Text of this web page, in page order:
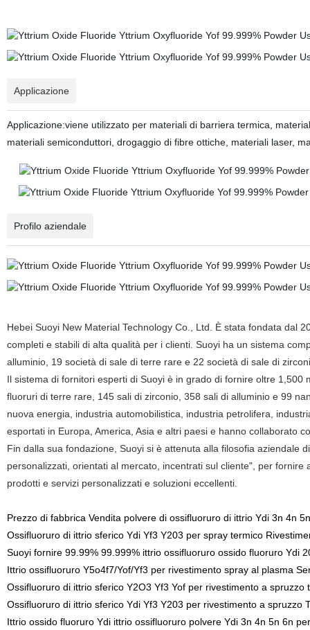
Applicazione
Applicazione:viene utilizzato per materiali di barriera termica,
materiali semiconduttori, drogaggio di fibre ottiche, materiali laser,
Profilo aziendale
Hebei Suoyi New Material Technology Co., Ltd. È stata fondata dal
completi e stabili di alta qualità per i clienti. Suoyi ha un sistema
alluminio, 19 società di sale di terre rare e 22 società di sale di
Il sistema di fornitori esperti di Suoyi è in grado di fornire oltre
fluoruri di terre rare, 145 sali di zirconio, 358 sali di alluminio e 99
nuova energia, industria automobilistica, industria petrolifera,
esportati in Europa, America, Asia e altri paesi e hanno collaborato
Fin dalla sua fondazione, Suoyi si è attenuta alla filosofia aziendale
personalizzati, orientati al mercato, incentrati sul cliente", per
prodotti e servizi personalizzati e soluzioni eccellenti.
Prezzo di fabbrica Vendita polvere di ossifluoruro di ittrio Ydi 3n 4n
Ossifluoruro di ittrio sferico Ydi Yf3 Y203 per spray termico
Suoyi fornire 99.99% 99.999% ittrio ossifluoruro ossido fluoruro Ydi
Ittrio ossifluoruro Y5o4f7/Yof/Yf3 per rivestimento spray al plasma
Ossifluoruro di ittrio sferico Y2O3 Yf3 Yof per rivestimento a spruzzo
Ossifluoruro di ittrio sferico Ydi Yf3 Y203 per rivestimento a spruzzo
Ittrio ossido fluoruro Ydi ittrio ossifluoruro polvere Ydi 3n 4n 5n 6n